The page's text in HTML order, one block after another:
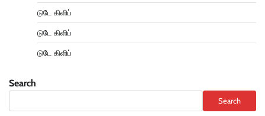
டுடே கிளிப்
டுடே கிளிப்
டுடே கிளிப்
Search
Search